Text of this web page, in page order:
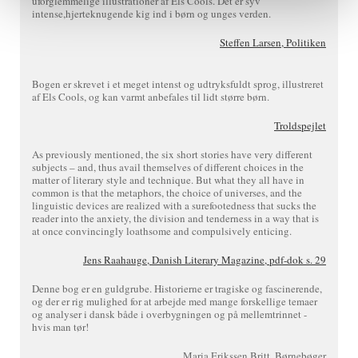
intense,hjerteknugende kig ind i børn og unges verden.
Steffen Larsen, Politiken
Bogen er skrevet i et meget intenst og udtryksfuldt sprog, illustreret
af Els Cools, og kan varmt anbefales til lidt større børn.
Troldspejlet
As previously mentioned, the six short stories have very different
subjects – and, thus avail themselves of different choices in the
matter of literary style and technique. But what they all have in
common is that the metaphors, the choice of universes, and the
linguistic devices are realized with a surefootedness that sucks the
reader into the anxiety, the division and tenderness in a way that is
at once convincingly loathsome and compulsively enticing.
Jens Raahauge, Danish Literary Magazine, pdf-dok s. 29
Denne bog er en guldgrube. Historierne er tragiske og fascinerende,
og der er rig mulighed for at arbejde med mange forskellige temaer
og analyser i dansk både i overbygningen og på mellemtrinnet -
hvis man tør!